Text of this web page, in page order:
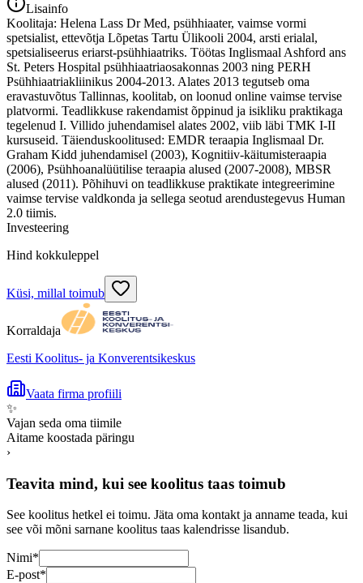
Lisainfo
Koolitaja: Helena Lass Dr Med, psühhiaater, vaimse vormi
spetsialist, ettevõtja Lõpetas Tartu Ülikooli 2004, arsti erialal,
spetsialiseerus eriarst-psühhiaatriks. Töötas Inglismaal Ashford ans
St. Peters Hospital psühhiaatriaosakonnas 2003 ning PERH
Psühhiaatriakliinikus 2004-2013. Alates 2013 tegutseb oma
eravastuvõtus Tallinnas, koolitab, on loonud online vaimse tervise
platvormi. Teadlikkuse rakendamist õppinud ja isikliku praktikaga
tegelenud I. Villido juhendamisel alates 2002, viib läbi TMK I-II
kursuseid. Täienduskoolitused: EMDR teraapia Inglismaal Dr.
Graham Kidd juhendamisel (2003), Kognitiiv-käitumisteraapia
(2006), Psühhoanalüütilise teraapia alused (2007-2008), MBSR
alused (2011). Põhihuvi on teadlikkuse praktikate integreerimine
vaimse tervise valdkonda ja sellega seotud arendustegevus Human
2.0 tiimis.
Investeering
Hind kokkuleppel
Küsi, millal toimub
Korraldaja
Eesti Koolitus- ja Konverentsikeskus
Vaata firma profiili
✨
Vajan seda oma tiimile
Aitame koostada päringu
›
Teavita mind, kui see koolitus taas toimub
See koolitus hetkel ei toimu. Jäta oma kontakt ja anname teada, kui
see või mõni sarnane koolitus taas kalendrisse lisandub.
Nimi*
E-post*